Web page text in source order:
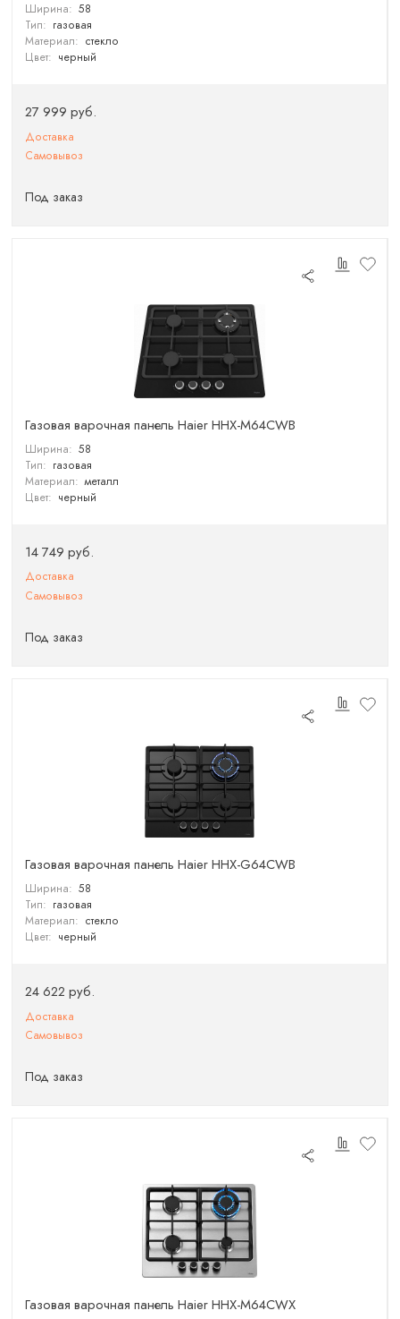
Ширина: 58
Тип: газовая
Материал: стекло
Цвет: черный
27 999 руб.
Доставка
Самовывоз
Под заказ
Газовая варочная панель Haier HHX-M64CWB
Ширина: 58
Тип: газовая
Материал: металл
Цвет: черный
14 749 руб.
Доставка
Самовывоз
Под заказ
Газовая варочная панель Haier HHX-G64CWB
Ширина: 58
Тип: газовая
Материал: стекло
Цвет: черный
24 622 руб.
Доставка
Самовывоз
Под заказ
Газовая варочная панель Haier HHX-M64CWX